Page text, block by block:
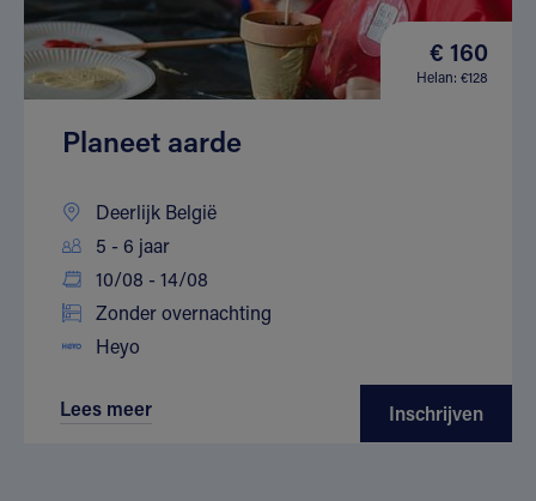
€ 160
Helan: €128
Planeet aarde
Deerlijk België
5 - 6 jaar
10/08 - 14/08
Zonder overnachting
Heyo
Lees meer Inschrijven